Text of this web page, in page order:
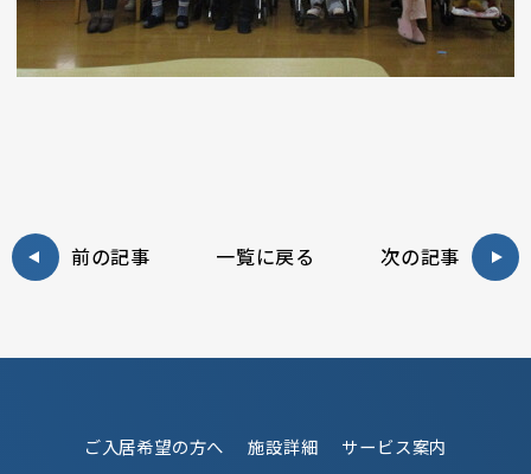
前の記事 一覧に戻る 次の記事
ご入居希望の方へ 施設詳細
サービス案内